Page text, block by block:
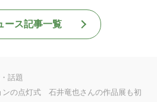
ース記事一覧
話題
ンの点灯式 石井竜也さんの作品展も初